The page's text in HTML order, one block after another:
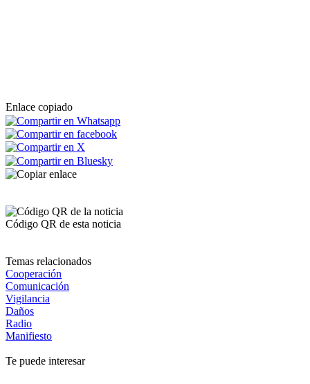
Enlace copiado
Código QR de esta noticia
Temas relacionados
Cooperación
Comunicación
Vigilancia
Daños
Radio
Manifiesto
Te puede interesar